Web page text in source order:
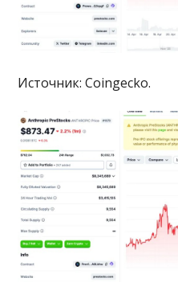
Источник: Coingecko.